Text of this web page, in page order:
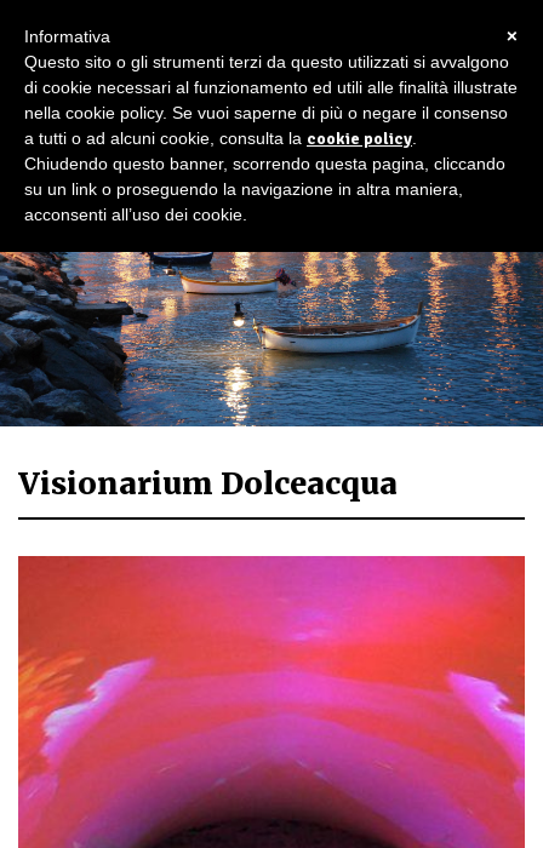
Visionarium Dolceacqua
×
Informativa
Questo sito o gli strumenti terzi da questo utilizzati si avvalgono
di cookie necessari al funzionamento ed utili alle finalità illustrate
nella cookie policy. Se vuoi saperne di più o negare il consenso
a tutti o ad alcuni cookie, consulta la cookie policy
Chiudendo questo banner, scorrendo questa pagina, cliccando
su un link o proseguendo la navigazione in altra maniera,
acconsenti all’uso dei cookie.